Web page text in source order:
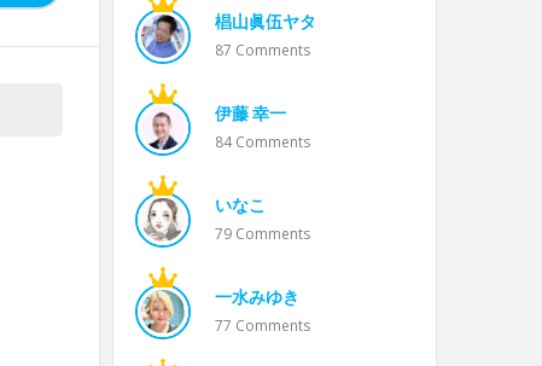
椙山眞伍ヤタ
87 Comments
伊藤 幸一
84Comments
いなこ
79 Comments
一水みゆき
77 Comments